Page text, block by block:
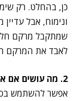
כן, בהחלט. רק
ונימוח, אבל
שמתקבל מרקם חלק
לאבד את המרקם
2. מה עושים אם אין תמצית וניל אמיתית?
אפשר להשתמש